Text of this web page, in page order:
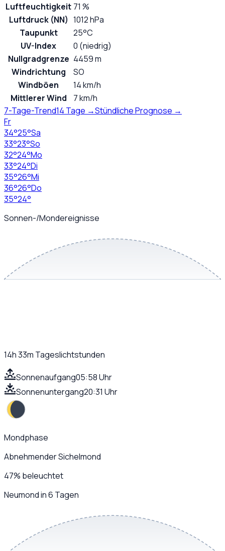
Luftfeuchtigkeit 71 %
Luftdruck (NN) 1012 hPa
Taupunkt
25°C
UV-Index
0 (niedrig)
Nullgradgrenze 4459 m
Windrichtung
SO
Windböen
14 km/h
Mittlerer Wind
7 km/h
7-Tage-Trend14 Tage →Stündliche Prognose →
Fr
34°25°Sa
33°23°So
32°24°Mo
33°24°Di
35°26°Mi
36°26°Do
35°24°
Sonnen-/Mondereignisse
14h 33m Tageslichtstunden
Sonnenaufgang05:58 Uhr
Sonnenuntergang20:31 Uhr
Mondphase
Abnehmender Sichelmond
47% beleuchtet
Neumond in 6 Tagen